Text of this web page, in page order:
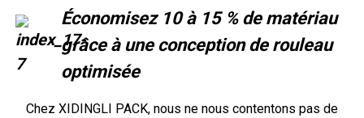
Économisez 10 à 15 % de matériau
grâce à une conception de rouleau
optimisée
Chez XIDINGLI PACK, nous ne nous contentons pas de